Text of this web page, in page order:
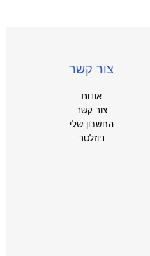
צור קשר
אודות
צור קשר
החשבון שלי
ניוזלטר